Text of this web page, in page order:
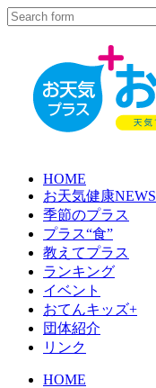
HOME
お天気健康NEWS
季節のプラス
プラス“食”
教えてプラス
ランキング
イベント
おてんキッズ+
団体紹介
リンク
HOME